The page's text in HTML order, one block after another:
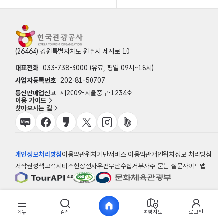
(26464) 강원특별자치도 원주시 세계로 10
대표전화 033-738-3000 (유료, 평일 09시~18시)
사업자등록번호
202-81-50707
통신판매업신고 제2009-서울중구-1234호
이용 가이드
찾아오시는 길
개인정보처리방침이용약관위치기반서비스 이용약관개인위치정보 처리방침
저작권정책고객서비스헌장전자우편무단수집거부자주 묻는 질문사이트맵
© 한국관광공사
메뉴 검색 여행지도 로그인